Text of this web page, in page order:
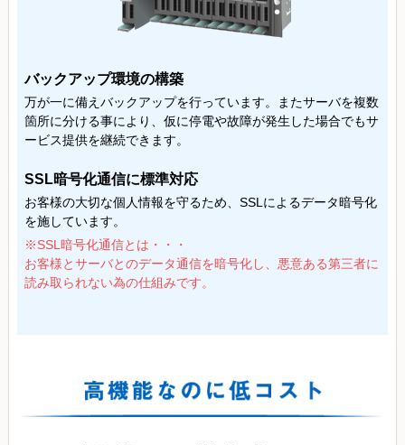
バックアップ環境の構築
万が一に備えバックアップを行っています。またサーバを複数
箇所に分ける事により、仮に停電や故障が発生した場合でもサ
ービス提供を継続できます。
SSL暗号化通信に標準対応
お客様の大切な個人情報を守るため、SSLによるデータ暗号化
を施しています。
※SSL暗号化通信とは・・・
お客様とサーバとのデータ通信を暗号化し、悪意ある第三者に
読み取られない為の仕組みです。